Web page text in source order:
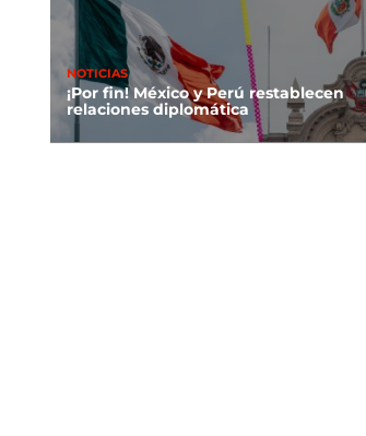
NOTICIAS
¡Por fin! México y Perú restablecen
relaciones diplomática